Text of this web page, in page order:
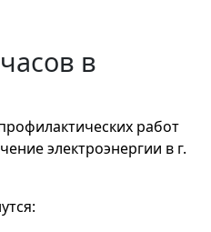
в
работ
электроэнергии в г.